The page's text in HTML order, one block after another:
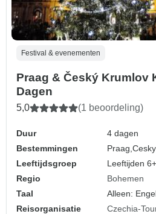
Festival & evenementen
Praag & Český Krumlov
Dagen
5,0 (1 beoordeling)
Duur
4 dagen
Bestemmingen
Praag,
Leeftijdsgroep
Leeftijden 6+
Regio
Bohemen
Taal
Alleen:
Reisorganisatie
Czechia-